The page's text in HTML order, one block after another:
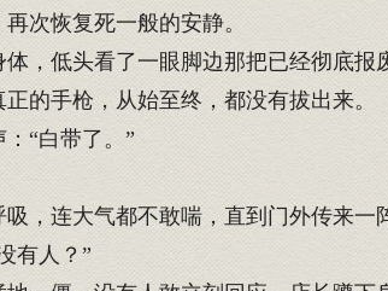
次恢复死一般的安静。
，低头看了一眼脚边那把已经彻底报
的手枪，从始至终，都没有拔出来。
“白带了。”
，连大气都不敢喘，直到门外传来一
有人？”